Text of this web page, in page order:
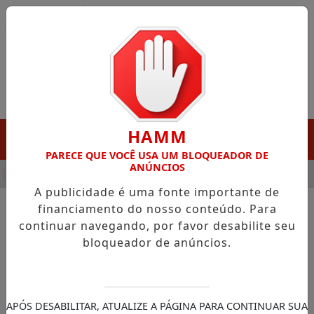
EM PORTO GRANDE COM ATUAÇÃO VOLTADA
NOTÍCIAS/POLÍTICA
Entenda os próximos passos
maioridade penal
HAMM
PARECE QUE VOCÊ USA UM BLOQUEADOR DE
ANÚNCIOS
A publicidade é uma fonte importante de
financiamento do nosso conteúdo. Para
continuar navegando, por favor desabilite seu
bloqueador de anúncios.
APÓS DESABILITAR, ATUALIZE A PÁGINA PARA CONTINUAR SUA